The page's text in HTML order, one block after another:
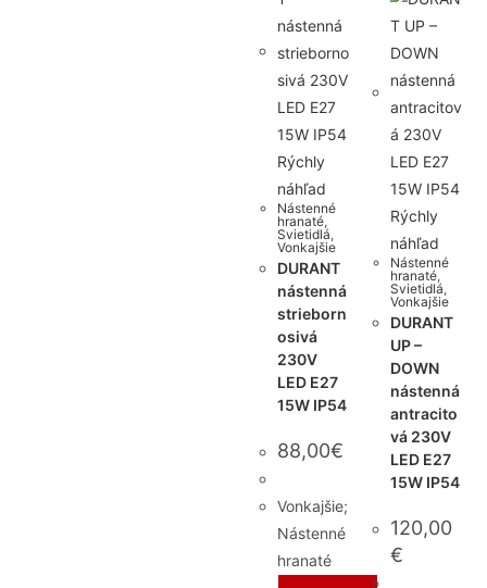
Rýchly
náhľad
Nástenné
hranaté
Svietidlá
Vonkajšie
DURANT
nástenná
strieborn
osivá
230V
LED E27
15W IP54
88,00€
Vonkajšie;
Nástenné
hranaté
Rýchly
náhľad
Nástenné
hranaté
Svietidlá
Vonkajšie
DURANT
UP –
DOWN
nástenná
antracito
vá 230V
LED E27
15W IP54
120,00
€